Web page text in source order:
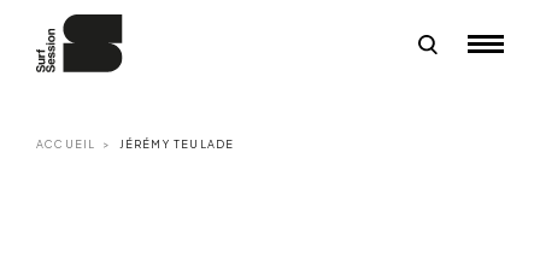
ACCUEIL JÉRÉMY TEULADE